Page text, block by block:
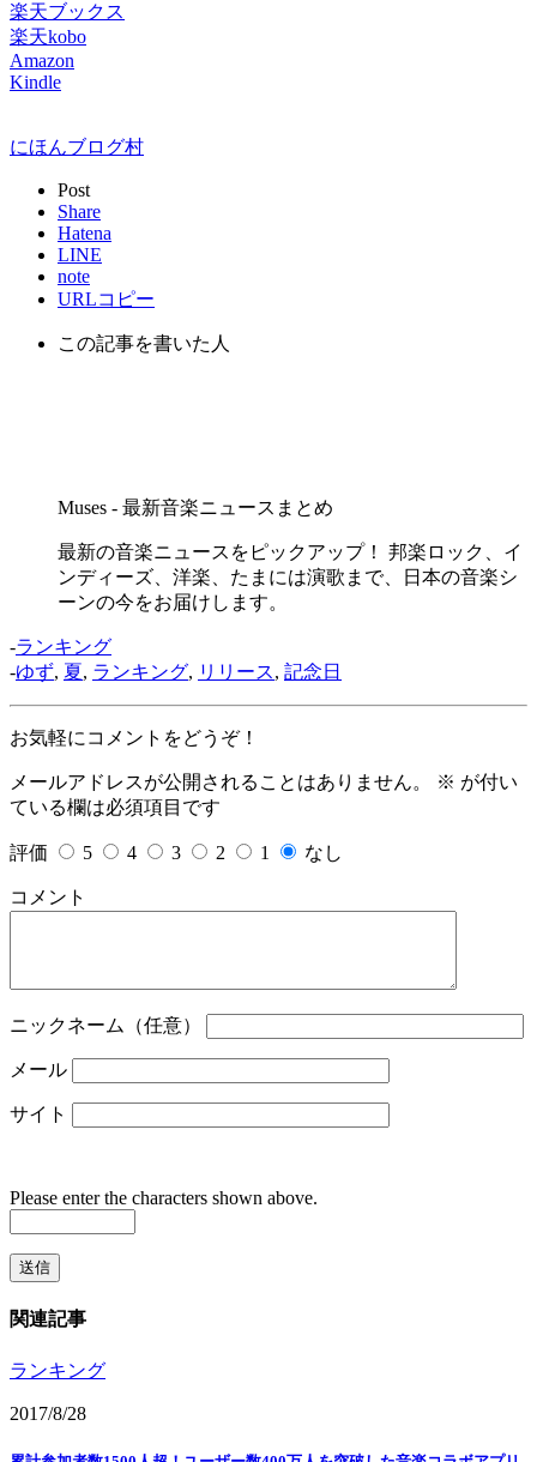
楽天ブックス
楽天kobo
Amazon
Kindle
にほんブログ村
Post
Share
Hatena
LINE
note
URLコピー
この記事を書いた人
Muses - 最新音楽ニュースまとめ
最新の音楽ニュースをピックアップ！ 邦楽ロック、イ
ンディーズ、洋楽、たまには演歌まで、日本の音楽シ
ーンの今をお届けします。
-ランキング
-ゆず, 夏, ランキング, リリース, 記念日
お気軽にコメントをどうぞ！
メールアドレスが公開されることはありません。 ※ が付い
ている欄は必須項目です
評価 5 4 3 2 1 なし
コメント
ニックネーム（任意）
メール
サイト
Please enter the characters shown above.
関連記事
ランキング
2017/8/28